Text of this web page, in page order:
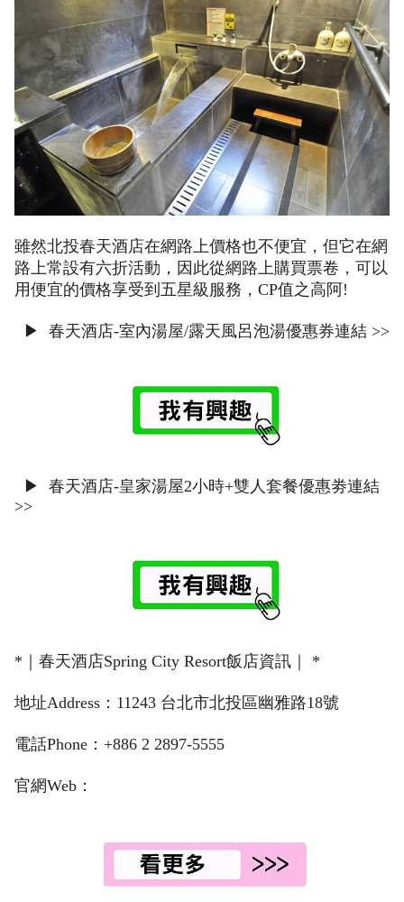
雖然北投春天酒店在網路上價格也不便宜，但它在網
路上常設有六折活動，因此從網路上購買票卷，可以
用便宜的價格享受到五星級服務，CP值之高阿!
▶ 春天酒店-室內湯屋/露天風呂泡湯優惠券連結 >>
▶ 春天酒店-皇家湯屋2小時+雙人套餐優惠劵連結
>>
*｜春天酒店Spring City Resort飯店資訊｜ *
地址Address：11243 台北市北投區幽雅路18號
電話Phone：+886 2 2897-5555
官網Web：